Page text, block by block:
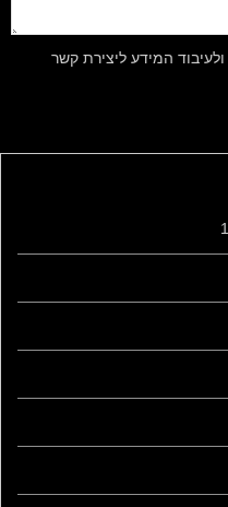
ולעיבוד המידע ליצירת קשר